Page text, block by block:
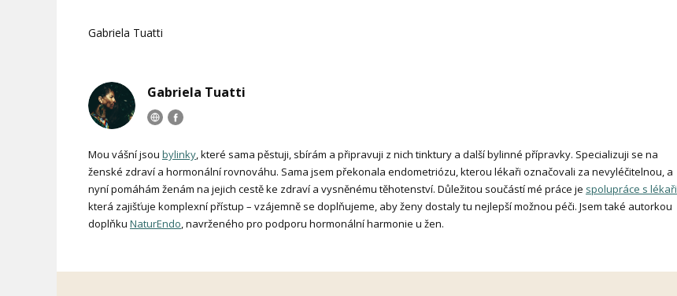
Gabriela Tuatti
Gabriela Tuatti
Mou vášní jsou bylinky, které sama pěstuji, sbírám a připravuji z nich tinktury a další bylinné přípravky. Specializuji se na
ženské zdraví a hormonální rovnováhu. Sama jsem překonala endometriózu, kterou lékaři označovali za nevyléčitelnou, a
nyní pomáhám ženám na jejich cestě ke zdraví a vysněnému těhotenství. Důležitou součástí mé práce je spolupráce s lékaři
která zajišťuje komplexní přístup – vzájemně se doplňujeme, aby ženy dostaly tu nejlepší možnou péči. Jsem také autorkou
doplňku NaturEndo, navrženého pro podporu hormonální harmonie u žen.